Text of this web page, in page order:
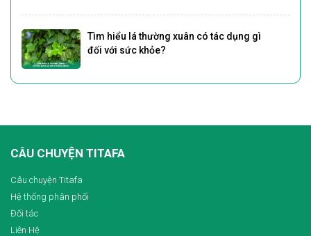
Tìm hiểu lá thường xuân có tác dụng gì
đối với sức khỏe?
CÂU CHUYỆN TITAFA
Câu chuyện Titafa
Hệ thống phân phối
Đối tác
Liên Hệ